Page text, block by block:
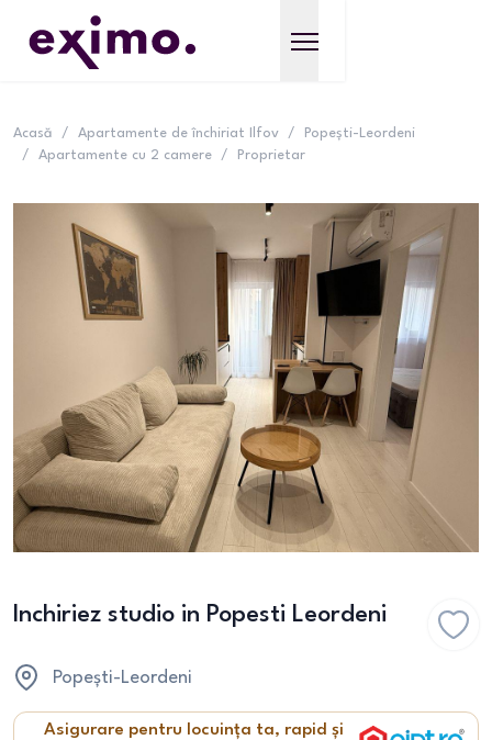
Acasă / Apartamente de închiriat Ilfov /
Popești-Leordeni
/
Apartamente cu 2 camere / Proprietar
Inchiriez studio in Popesti Leordeni
Popești-Leordeni
Asigurare pentru locuința ta, rapid și